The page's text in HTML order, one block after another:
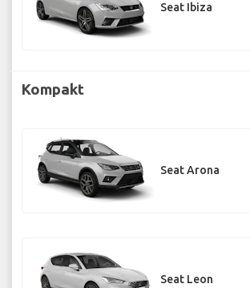
Seat Ibiza
Kompakt
Seat Arona
Seat Leon